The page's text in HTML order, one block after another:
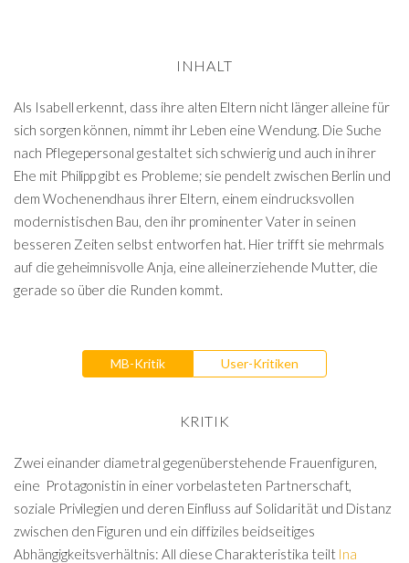
INHALT
Als Isabell erkennt, dass ihre alten Eltern nicht länger alleine für
sich sorgen können, nimmt ihr Leben eine Wendung. Die Suche
nach Pflegepersonal gestaltet sich schwierig und auch in ihrer
Ehe mit Philipp gibt es Probleme; sie pendelt zwischen Berlin und
dem Wochenendhaus ihrer Eltern, einem eindrucksvollen
modernistischen Bau, den ihr prominenter Vater in seinen
besseren Zeiten selbst entworfen hat. Hier trifft sie mehrmals
auf die geheimnisvolle Anja, eine alleinerziehende Mutter, die
gerade so über die Runden kommt.
MB-Kritik User-Kritiken
KRITIK
Zwei einander diametral gegenüberstehende Frauenfiguren,
eine Protagonistin in einer vorbelasteten Partnerschaft,
soziale Privilegien und deren Einfluss auf Solidarität und Distanz
zwischen den Figuren und ein diffiziles beidseitiges
Abhängigkeitsverhältnis: All diese Charakteristika teilt Ina